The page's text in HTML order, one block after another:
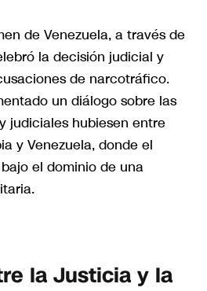
de Venezuela, a través de
la decisión judicial y
de narcotráfico.
un diálogo sobre las
judiciales hubiesen entre
y Venezuela, donde el
el dominio de una
la Justicia y la